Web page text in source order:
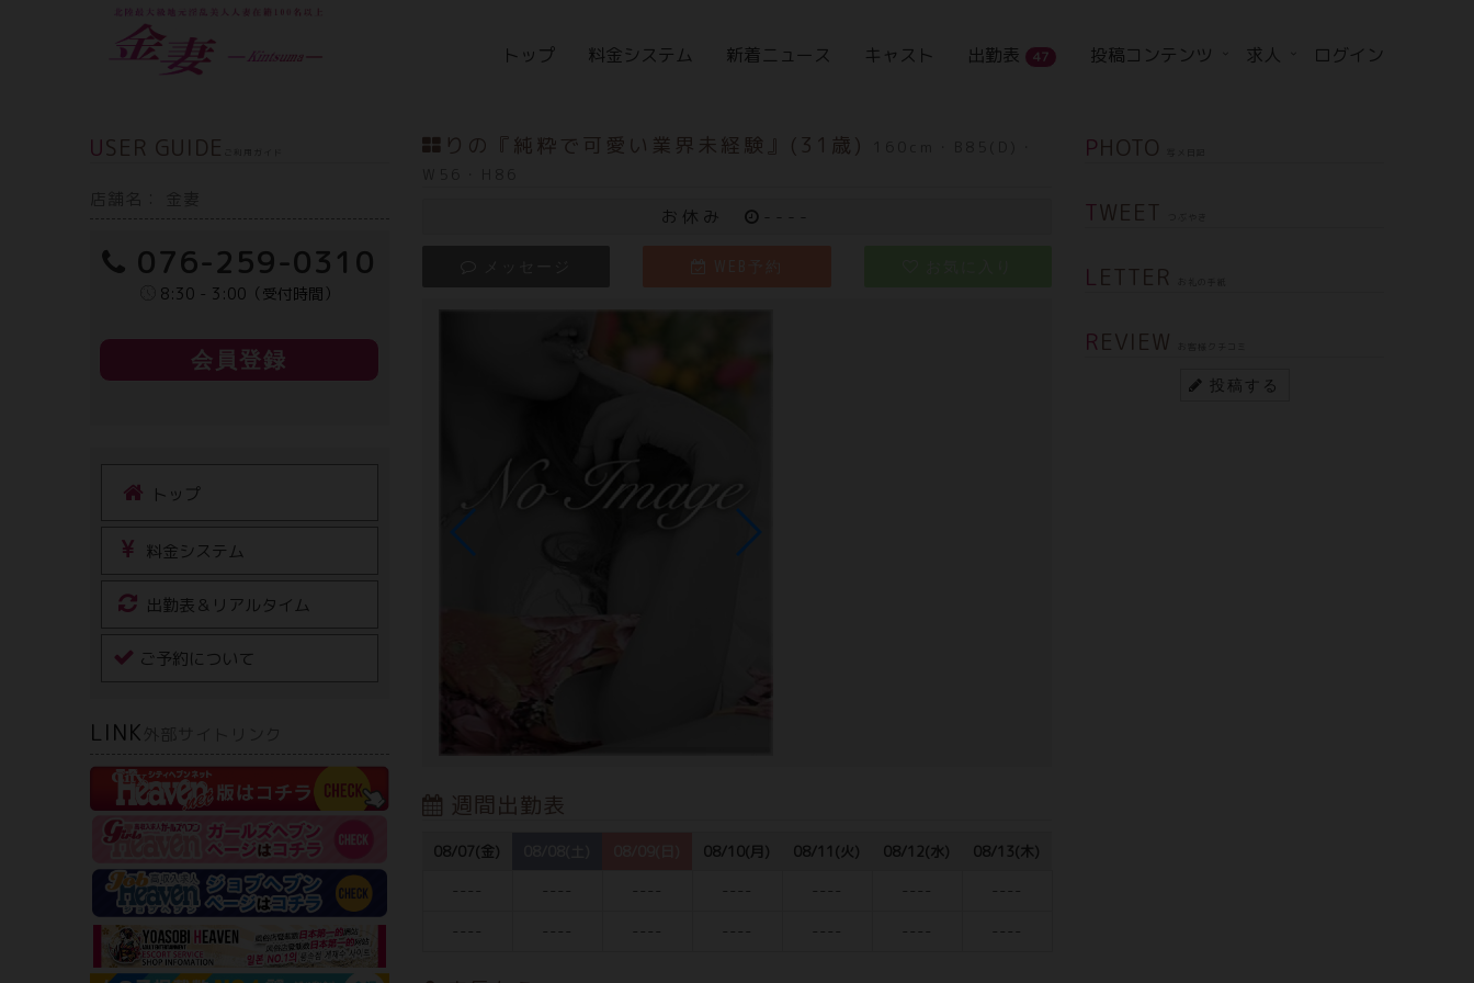
トップ 料金システム 新着ニュース キャスト 出勤表 47 投稿コンテンツ 求人 ログイン
りの『純粋で可愛い業界未経験』(31歳)
お休み ----
週間出勤表
08/07(金) 08/10(月) 08/11(火) 08/12(水) 08/13(木)
---- ---- ---- ---- ---- ----
----
----
---- ---- ---- ---- ---- ----
PHOTO
TWEET
LETTER
REVIEW
投稿する
USER GUIDE
076-259-0310
8:30 - 3:00（受付時間）
会員登録
トップ
料金システム
出勤表＆リアルタイム
ご予約について
LINK